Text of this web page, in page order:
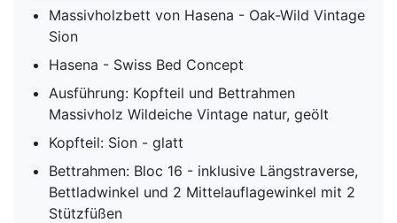
Massivholzbett von Hasena - Oak-Wild Vintage
Sion
Hasena - Swiss Bed Concept
Ausführung: Kopfteil und Bettrahmen
Massivholz Wildeiche Vintage natur, geölt
Kopfteil: Sion - glatt
Bettrahmen: Bloc 16 - inklusive Längstraverse,
Bettladwinkel und 2 Mittelauflagewinkel mit 2
Stützfüßen